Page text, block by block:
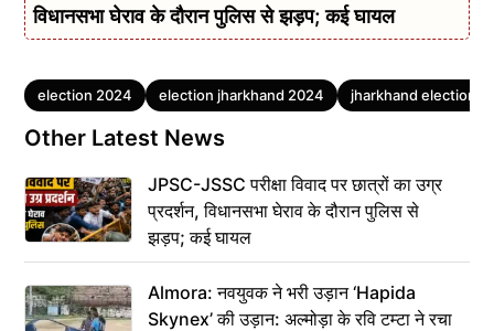
विधानसभा घेराव के दौरान पुलिस से झड़प; कई घायल
Tags
election 2024 election jharkhand 2024 jharkhand election
Other Latest News
JPSC-JSSC परीक्षा विवाद पर छात्रों का उग्र
प्रदर्शन, विधानसभा घेराव के दौरान पुलिस से
झड़प; कई घायल
Almora: नवयुवक ने भरी उड़ान ‘Hapida
Skynex’ की उड़ान: अल्मोड़ा के रवि टम्टा ने रचा